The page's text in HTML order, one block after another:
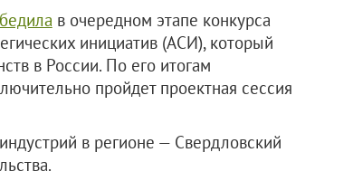
в очередном этапе конкурса
инициатив (АСИ), который
в России. По его итогам
пройдет проектная сессия
в регионе — Свердловский